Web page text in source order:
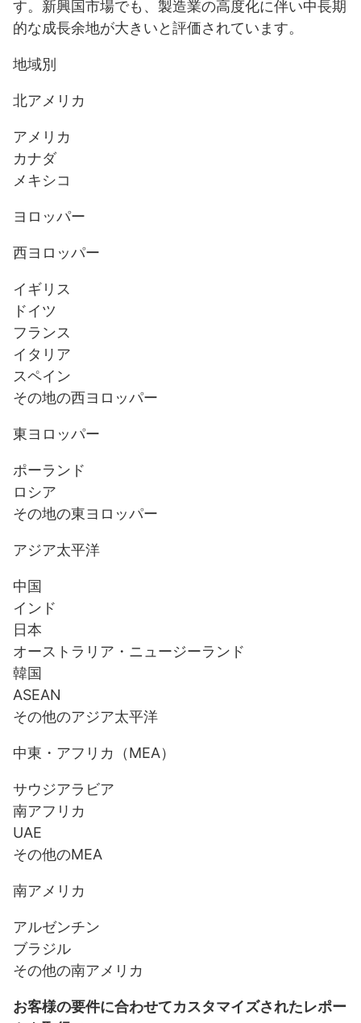
す。新興国市場でも、製造業の高度化に伴い中長期
的な成長余地が大きいと評価されています。
地域別
北アメリカ
アメリカ
カナダ
メキシコ
ヨロッパー
西ヨロッパー
イギリス
ドイツ
フランス
イタリア
スペイン
その地の西ヨロッパー
東ヨロッパー
ポーランド
ロシア
その地の東ヨロッパー
アジア太平洋
中国
インド
日本
オーストラリア・ニュージーランド
韓国
ASEAN
その他のアジア太平洋
中東・アフリカ（MEA）
サウジアラビア
南アフリカ
UAE
その他のMEA
南アメリカ
アルゼンチン
ブラジル
その他の南アメリカ
お客様の要件に合わせてカスタマイズされたレポー